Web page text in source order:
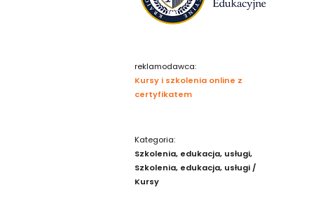
reklamodawca:
Kursy i szkolenia online z
certyfikatem
Kategoria:
Szkolenia, edukacja, usługi
Szkolenia, edukacja, usługi /
Kursy